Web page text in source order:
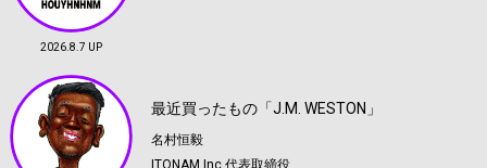
2026.8.7 UP
最近買ったもの「J.M. WESTON」
名村恒毅
ITONAM Inc.代表取締役